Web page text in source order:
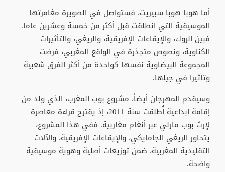
أما هوبا هوبا سبيريت، فستواصل في الصويرة مغامرتها
الموسيقية التي انطلقت قبل أكثر من خمسة وعشرين عاما.
فبين الروك، والإيقاعات الإفريقية، والريغي، والتأثيرات
الكناوية، ونصوص متجذرة في الواقع المغربي، فرضت
المجموعة البيضاوية نفسها كواحدة من أكثر الفرق شعبية
وتأثيرا في جيلها.
وسيقدم المهرجان أيضاً، مشروع بوب المغرب، الذي ولد من
إقامة إبداعية أُطلقت سنة 2011، إذ يقترح قراءة معاصرة
لإرث بوب مارلي عبر أنغام مغاربية. ففي هذا المشروع،
يتحاور الريغي الجامايكي، والإيقاعات الإفريقية، والآلات
التقليدية المغربية، ضمن توزيعات أصلية وهوية موسيقية
واضحة.